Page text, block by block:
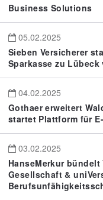
Business Solutions
05.02.2025
Sieben Versicherer
Sparkasse zu
04.02.2025
Gothaer erweitert
startet Plattform für
03.02.2025
HanseMerkur
Gesellschaft &